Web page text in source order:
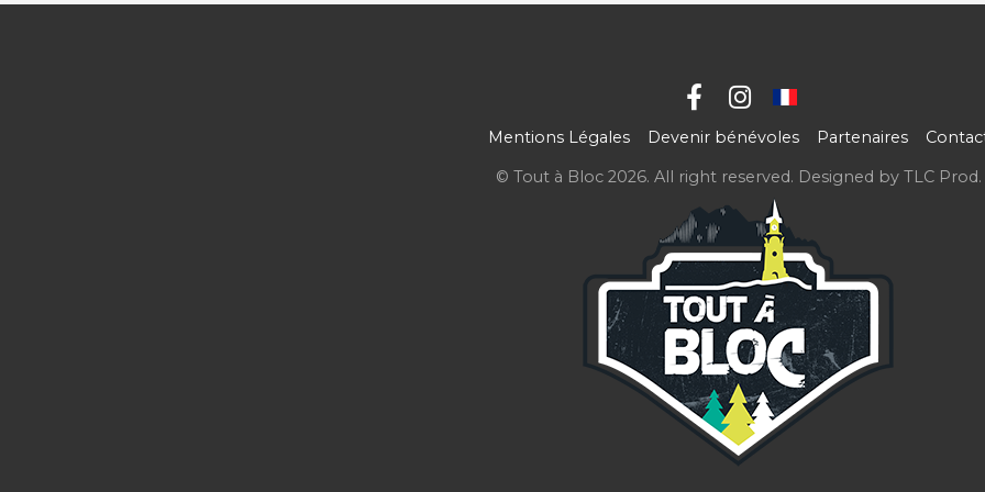
Mentions Légales Devenir bénévoles Partenaires
© Tout à Bloc 2026. All right reserved. Designed by TLC Prod.